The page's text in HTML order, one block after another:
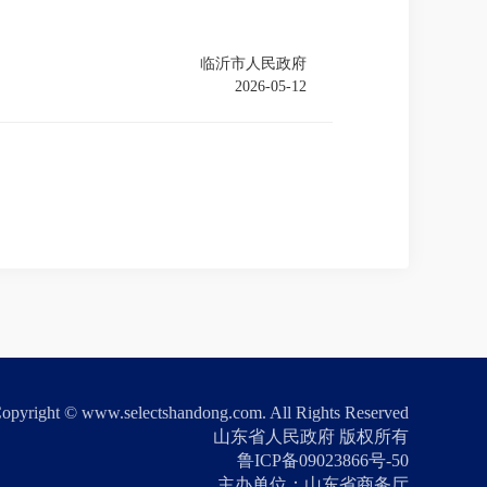
临沂市人民政府
2026-05-12
© www.selectshandong.com. All Rights Reserved
山东省人民政府 版权所有
鲁ICP备09023866号-50